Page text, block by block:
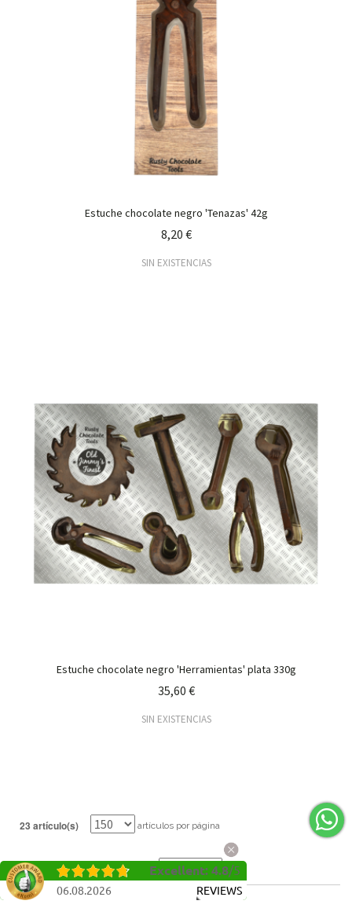
Estuche chocolate negro 'Tenazas' 42g
8,20 €
SIN EXISTENCIAS
Estuche chocolate negro 'Herramientas' plata 330g
35,60 €
SIN EXISTENCIAS
23 artículo(s) artículos por página
ORDENAR ARTÍCULOS PORExcellent: 4.8/5
06.08.2026 REVIEWS